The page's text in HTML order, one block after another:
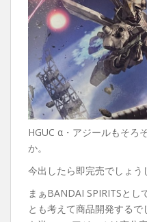
HGUC α・アジールもそろ
か。
今出したら即完売でしょう
まぁBANDAI SPIRITSとし
とも考えて商品開発する